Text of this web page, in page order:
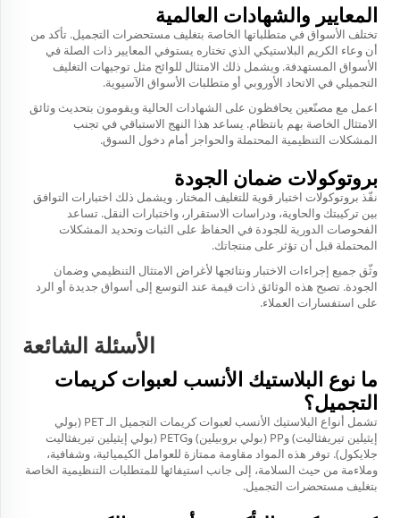
المعايير والشهادات العالمية
تختلف الأسواق في متطلباتها الخاصة بتغليف مستحضرات التجميل. تأكد من
أن وعاء الكريم البلاستيكي الذي تختاره يستوفي المعايير ذات الصلة في
الأسواق المستهدفة. ويشمل ذلك الامتثال للوائح مثل توجيهات التغليف
التجميلي في الاتحاد الأوروبي أو متطلبات الأسواق الآسيوية.
اعمل مع مصنّعين يحافظون على الشهادات الحالية ويقومون بتحديث وثائق
الامتثال الخاصة بهم بانتظام. يساعد هذا النهج الاستباقي في تجنب
المشكلات التنظيمية المحتملة والحواجز أمام دخول السوق.
بروتوكولات ضمان الجودة
نفّذ بروتوكولات اختبار قوية للتغليف المختار. ويشمل ذلك اختبارات التوافق
بين تركيبتك والحاوية، ودراسات الاستقرار، واختبارات النقل. تساعد
الفحوصات الدورية للجودة في الحفاظ على الثبات وتحديد المشكلات
المحتملة قبل أن تؤثر على منتجاتك.
وثّق جميع إجراءات الاختبار ونتائجها لأغراض الامتثال التنظيمي وضمان
الجودة. تصبح هذه الوثائق ذات قيمة عند التوسع إلى أسواق جديدة أو الرد
على استفسارات العملاء.
الأسئلة الشائعة
ما نوع البلاستيك الأنسب لعبوات كريمات
التجميل؟
تشمل أنواع البلاستيك الأنسب لعبوات كريمات التجميل الـ PET (بولي
إيثيلين تيريفثاليت) وPP (بولي بروبيلين) وPETG (بولي إيثيلين تيريفثاليت
جلايكول). توفر هذه المواد مقاومة ممتازة للعوامل الكيميائية، وشفافية،
وملاءمة من حيث السلامة، إلى جانب استيفائها للمتطلبات التنظيمية الخاصة
بتغليف مستحضرات التجميل.